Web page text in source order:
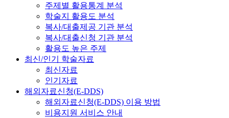
주제별 활용통계 분석
학술지 활용도 분석
복사/대출제공 기관 분석
복사/대출신청 기관 분석
활용도 높은 주제
최신/인기 학술자료
최신자료
인기자료
해외자료신청(E-DDS)
해외자료신청(E-DDS) 이용 방법
비용지원 서비스 안내